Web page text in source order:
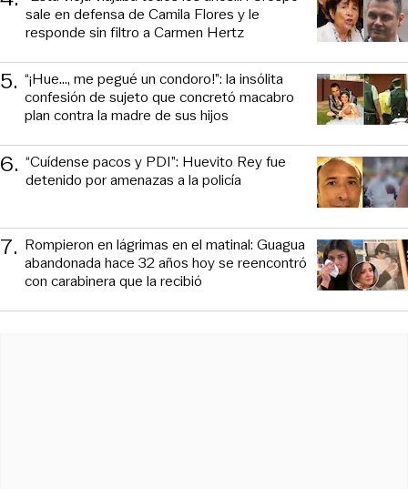
sale en defensa de Camila Flores y le
responde sin filtro a Carmen Hertz
5. “¡Hue..., me pegué un condoro!”: la insólita
confesión de sujeto que concretó macabro
plan contra la madre de sus hijos
6. “Cuídense pacos y PDI”: Huevito Rey fue
detenido por amenazas a la policía
7. Rompieron en lágrimas en el matinal: Guagua
abandonada hace 32 años hoy se reencontró
con carabinera que la recibió